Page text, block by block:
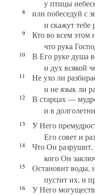
у птицы
8
или побеседуй с
и скажут
9
Кто во всем этом
что рука
10
В Его руке душа
и дух всякой
11
Не ухо ли
и не язык ли
12
В старцах —
и в
13
У Него
Его совет и
14
Что Он разрушит,
кого Он
15
Остановит воды,
пустит их, и
16
У Него